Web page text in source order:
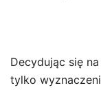
Decydując się
tylko